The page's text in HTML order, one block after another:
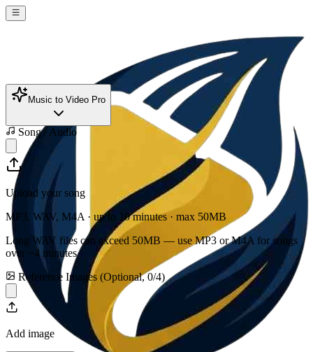
Music to Video Pro
Song / Audio
Upload your song
MP3, WAV, M4A · up to 10 minutes · max 50MB
Long WAV files can exceed 50MB — use MP3 or M4A for songs
over ~4 minutes
Reference Images (Optional,0/4)
Add image